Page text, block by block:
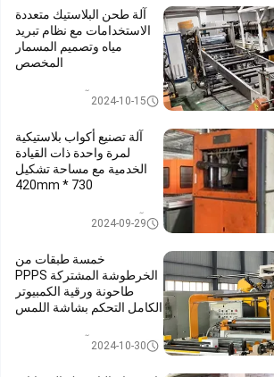
آلة طحن البلاستيك متعددة
الاستخدامات مع نظام تبريد
مياه وتصميم المسمار
المخصص
2024-10-15
آلة تصنيع أكواب بلاستيكية
لمرة واحدة ذات القيادة
الخدمية مع مساحة تشكيل
730 * 420mm
آلة تشكيل البلاستيك بالحرارة
2024-09-29
خمسة طبقات من
الخرطوشة المشتركة PPPS
طاحونة ورقية الكمبيوتر
الكامل التحكم بشاشة اللمس
2024-10-30